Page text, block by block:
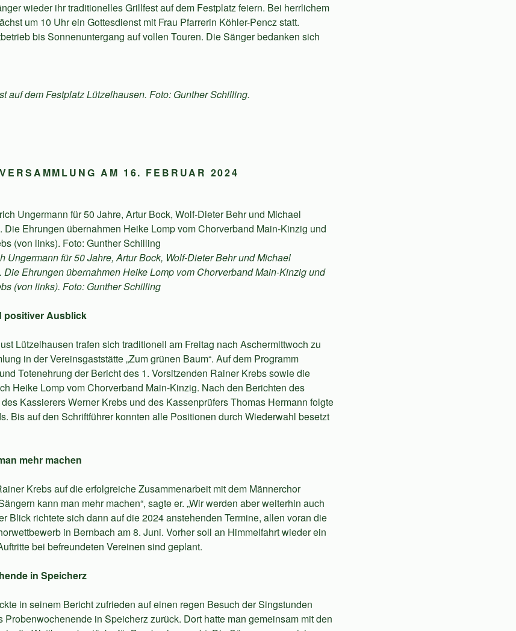
wieder ihr traditionelles Grillfest auf dem Festplatz feiern. Bei herrlichem
um 10 Uhr ein Gottesdienst mit Frau Pfarrerin Köhler-Pencz statt.
bis Sonnenuntergang auf vollen Touren. Die Sänger bedanken sich
auf dem Festplatz Lützelhausen. Foto: Gunther Schilling.
AM 16. FEBRUAR 2024
Ungermann für 50 Jahre, Artur Bock, Wolf-Dieter Behr und Michael
Die Ehrungen übernahmen Heike Lomp vom Chorverband Main-Kinzig und
(von links). Foto: Gunther Schilling
positiver Ausblick
Lützelhausen trafen sich traditionell am Freitag nach Aschermittwoch zu
in der Vereinsgaststätte „Zum grünen Baum“. Auf dem Programm
Totenehrung der Bericht des 1. Vorsitzenden Rainer Krebs sowie die
Heike Lomp vom Chorverband Main-Kinzig. Nach den Berichten des
Kassierers Werner Krebs und des Kassenprüfers Thomas Hermann folgte
Bis auf den Schriftführer konnten alle Positionen durch Wiederwahl besetzt
mehr machen
Krebs auf die erfolgreiche Zusammenarbeit mit dem Männerchor
kann man mehr machen“, sagte er. „Wir werden aber weiterhin auch
Blick richtete sich dann auf die 2024 anstehenden Termine, allen voran die
in Bernbach am 8. Juni. Vorher soll an Himmelfahrt wieder ein
bei befreundeten Vereinen sind geplant.
in Speicherz
in seinem Bericht zufrieden auf einen regen Besuch der Singstunden
in Speicherz zurück. Dort hatte man gemeinsam mit den